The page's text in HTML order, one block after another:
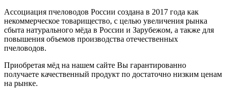
Ассоциация пчеловодов России создана в 2017 года как
некоммерческое товарищество, с целью увеличения рынка
сбыта натурального мёда в России и Зарубежом, а также для
повышения объемов производства отечественных
пчеловодов.
Приобретая мёд на нашем сайте Вы гарантированно
получаете качественный продукт по достаточно низким ценам
на рынке.